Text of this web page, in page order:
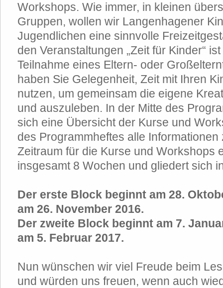
Workshops. Wie immer, in kleinen
Gruppen, wollen wir Langenhagener
Jugendlichen eine sinnvolle
den Veranstaltungen „Zeit für Kinder“
Teilnahme eines Eltern- oder
haben Sie Gelegenheit, Zeit mit Ihren
nutzen, um gemeinsam die eigene
und auszuleben. In der Mitte des
sich eine Übersicht der Kurse und
des Programmheftes alle
Zeitraum für die Kurse und Workshops
insgesamt 8 Wochen und gliedert sich
Der erste Block beginnt am 28.
am 26. November 2016.
Der zweite Block beginnt am 7.
am 5. Februar 2017.
Nun wünschen wir viel Freude beim
und würden uns freuen, wenn auch